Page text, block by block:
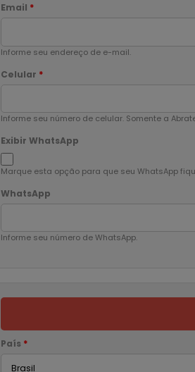
Email *
Informe seu endereço de e-mail.
Celular *
Informe seu número de celular. Somente a
Exibir WhatsApp
Marque esta opção para que seu WhatsApp
WhatsApp
Informe seu número de WhatsApp.
País *